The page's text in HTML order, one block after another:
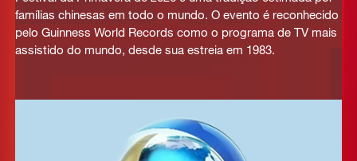
famílias chinesas em todo o mundo. O evento é reconhecido
pelo Guinness World Records como o programa de TV mais
assistido do mundo, desde sua estreia em 1983.